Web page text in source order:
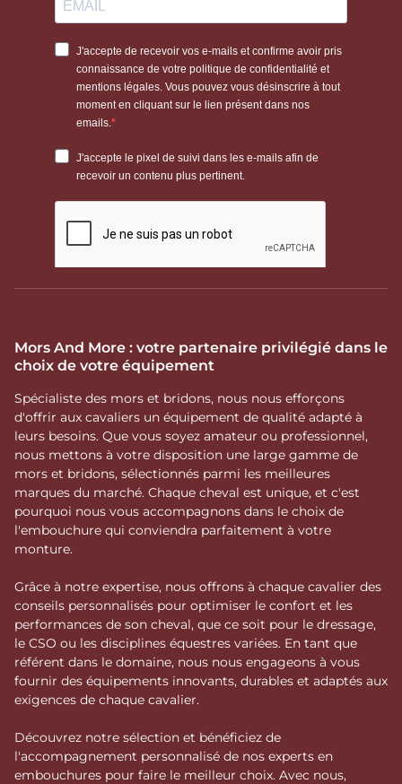
Mors And More : votre partenaire privilégié dans le
choix de votre équipement
Spécialiste des mors et bridons, nous nous efforçons
d'offrir aux cavaliers un équipement de qualité adapté à
leurs besoins. Que vous soyez amateur ou professionnel,
nous mettons à votre disposition une large gamme de
mors et bridons, sélectionnés parmi les meilleures
marques du marché. Chaque cheval est unique, et c'est
pourquoi nous vous accompagnons dans le choix de
l'embouchure qui conviendra parfaitement à votre
monture.
Grâce à notre expertise, nous offrons à chaque cavalier des
conseils personnalisés pour optimiser le confort et les
performances de son cheval, que ce soit pour le dressage,
le CSO ou les disciplines équestres variées. En tant que
référent dans le domaine, nous nous engageons à vous
fournir des équipements innovants, durables et adaptés aux
exigences de chaque cavalier.
Découvrez notre sélection et bénéficiez de
l'accompagnement personnalisé de nos experts en
embouchures pour faire le meilleur choix. Avec nous,